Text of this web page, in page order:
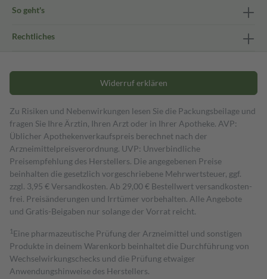
So geht's
Rechtliches
Widerruf erklären
Zu Risiken und Nebenwirkungen lesen Sie die Packungsbeilage und
fragen Sie Ihre Ärztin, Ihren Arzt oder in Ihrer Apotheke. AVP:
Üblicher Apothekenverkaufspreis berechnet nach der
Arzneimittelpreisverordnung. UVP: Unverbindliche
Preisempfehlung des Herstellers. Die angegebenen Preise
beinhalten die gesetzlich vorgeschriebene Mehrwertsteuer, ggf.
zzgl. 3,95 € Versandkosten. Ab 29,00 € Bestell­wert versand­kosten­
frei. Preisänderungen und Irrtümer vorbehalten. Alle Angebote
und Gratis-Beigaben nur solange der Vorrat reicht.
1 Eine pharmazeutische Prüfung der Arzneimittel und sonstigen
Produkte in deinem Warenkorb beinhaltet die Durchführung von
Wechselwirkungschecks und die Prüfung etwaiger
Anwendungshinweise des Herstellers.